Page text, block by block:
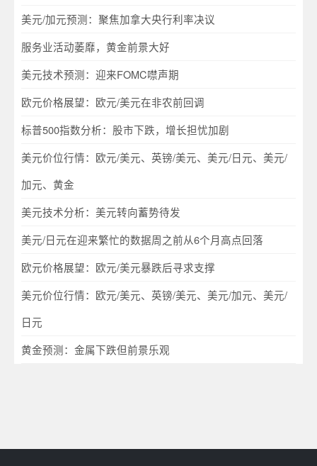
美元/加元预测：聚焦加拿大央行利率决议
服务业活动萎靡，黄金前景大好
美元技术预测：迎来FOMC噤声期
欧元价格展望：欧元/美元在非农前回调
标普500指数分析：股市下跌，增长担忧加剧
美元价位行情：欧元/美元、英镑/美元、美元/日元、美元/
加元、黄金
美元技术分析：美元转向蓄势待发
美元/日元在迎来繁忙的数据周之前从6个月高点回落
欧元价格展望：欧元/美元暴跌后寻求支撑
美元价位行情：欧元/美元、英镑/美元、美元/加元、美元/
日元
黄金预测：金属下跌但前景乐观